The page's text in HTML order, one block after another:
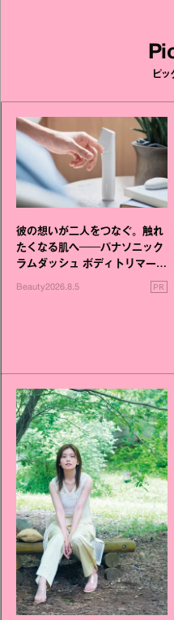
ピッ
彼の想いが二人をつなぐ。触れ
たくなる肌へ──パナソニック
ラムダッシュ ボディトリマーが
Beauty2026.8.5 PR